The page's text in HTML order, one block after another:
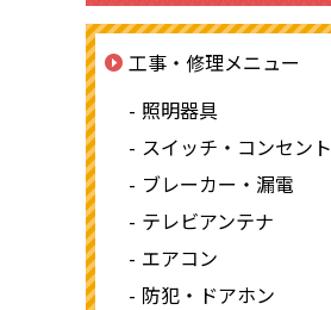
工事・修理メニュー
照明器具
スイッチ・コンセント
ブレーカー・漏電
テレビアンテナ
エアコン
防犯・ドアホン